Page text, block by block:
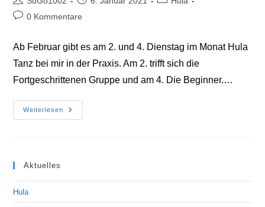
Autor:
Beitrags-
0 Kommentare
Ab Februar gibt es am 2. und 4. Dienstag im Monat Hula
Tanz bei mir in der Praxis. Am 2. trifft sich die
Fortgeschrittenen Gruppe und am 4. Die Beginner.…
Weiterlesen Hula
Aktuelles
Hula